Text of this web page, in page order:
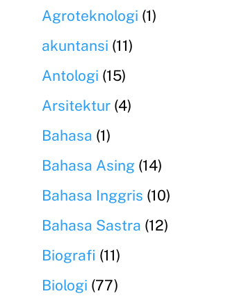
Agroteknologi (1)
akuntansi (11)
Antologi (15)
Arsitektur (4)
Bahasa (1)
Bahasa Asing (14)
Bahasa Inggris (10)
Bahasa Sastra (12)
Biografi (11)
Biologi (77)